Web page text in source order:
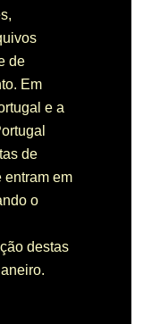
de
Em
e a
de
entram em
o
destas